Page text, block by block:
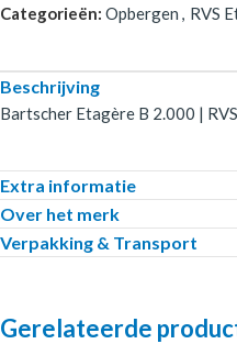
Categorieën: Opbergen , RVS
Beschrijving
Bartscher Etagère B 2.000 |
Extra informatie
Over het merk
Verpakking & Transport
Gerelateerde